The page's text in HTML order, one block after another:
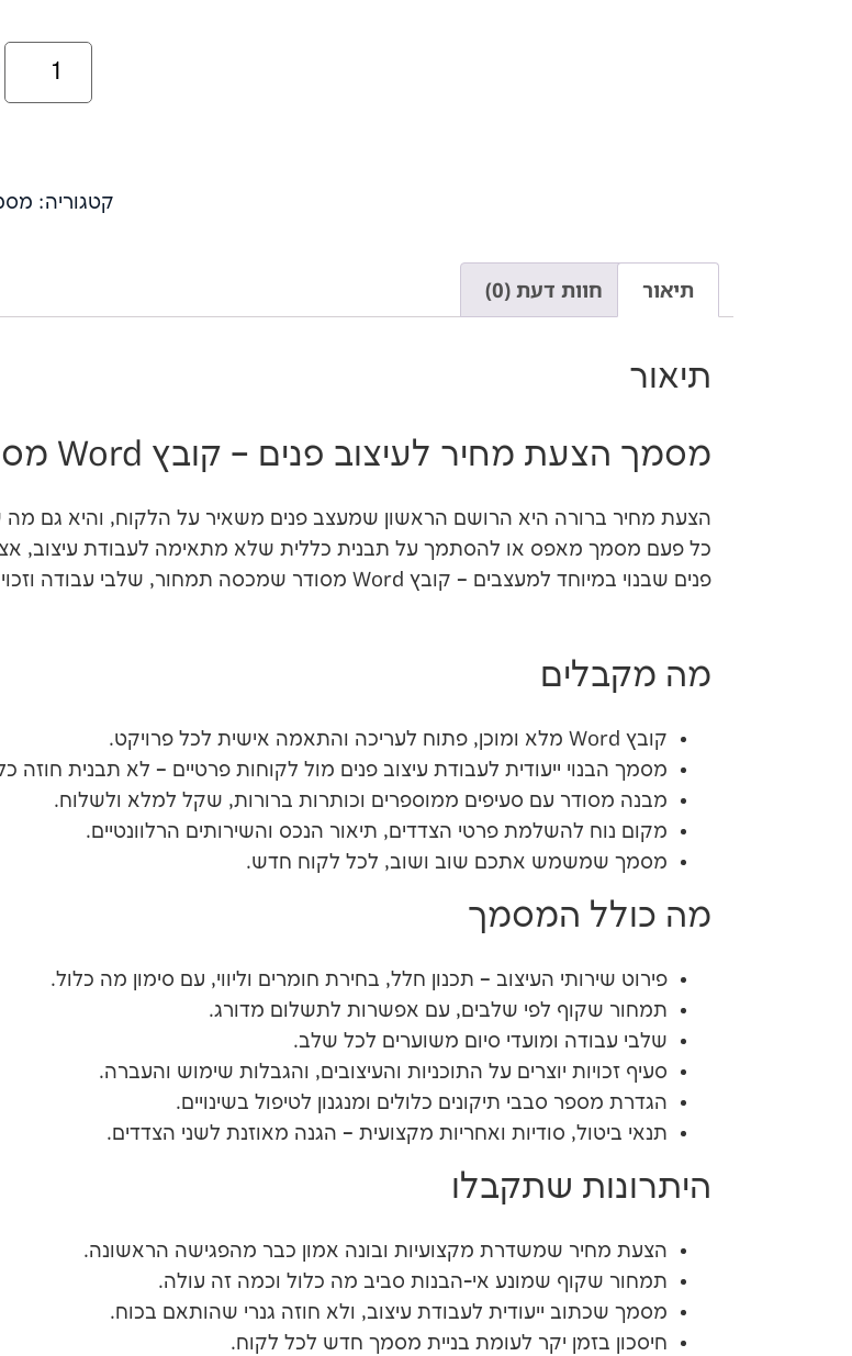
קטגוריה:
תיאור חוות דעת (0)
תיאור
מסמך הצעת מחיר לעיצוב פנים – קובץ Word מסודר ומוכן לעריכה
הצעת מחיר ברורה היא הרושם הראשון שמעצב פנים משאיר על הלקוח, והיא גם
פנים שבנוי במיוחד למעצבים – קובץ Word מסודר שמכסה תמחור, שלבי עבודה וזכויות, ומוכן שתתאימו אותו לכל לקוח.
מה מקבלים
קובץ Word מלא ומוכן, פתוח לעריכה והתאמה אישית לכל פרויקט.
מסמך הבנוי ייעודית לעבודת עיצוב פנים מול לקוחות פרטיים – לא תבנית חוזה
מבנה מסודר עם סעיפים ממוספרים וכותרות ברורות, שקל למלא ולשלוח.
מקום נוח להשלמת פרטי הצדדים, תיאור הנכס והשירותים הרלוונטיים.
מסמך שמשמש אתכם שוב ושוב, לכל לקוח חדש.
מה כולל המסמך
פירוט שירותי העיצוב – תכנון חלל, בחירת חומרים וליווי, עם סימון מה כלול.
תמחור שקוף לפי שלבים, עם אפשרות לתשלום מדורג.
שלבי עבודה ומועדי סיום משוערים לכל שלב.
סעיף זכויות יוצרים על התוכניות והעיצובים, והגבלות שימוש והעברה.
הגדרת מספר סבבי תיקונים כלולים ומנגנון לטיפול בשינויים.
תנאי ביטול, סודיות ואחריות מקצועית – הגנה מאוזנת לשני הצדדים.
היתרונות שתקבלו
הצעת מחיר שמשדרת מקצועיות ובונה אמון כבר מהפגישה הראשונה.
תמחור שקוף שמונע אי-הבנות סביב מה כלול וכמה זה עולה.
מסמך שכתוב ייעודית לעבודת עיצוב, ולא חוזה גנרי שהותאם בכוח.
חיסכון בזמן יקר לעומת בניית מסמך חדש לכל לקוח.